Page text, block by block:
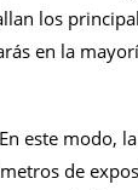
los
en la
este modo,
de